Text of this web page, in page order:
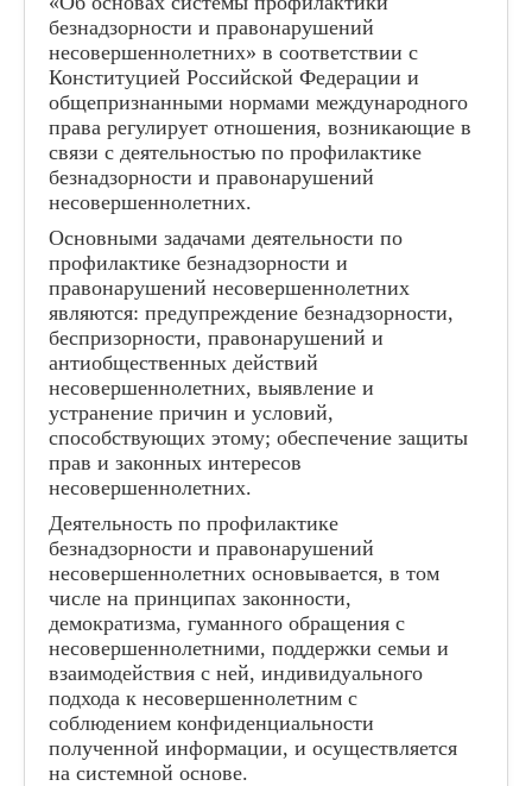
безнадзорности и правонарушений
несовершеннолетних» в соответствии с
Конституцией Российской Федерации и
общепризнанными нормами международного
права регулирует отношения, возникающие в
связи с деятельностью по профилактике
безнадзорности и правонарушений
несовершеннолетних.
Основными задачами деятельности по
профилактике безнадзорности и
правонарушений несовершеннолетних
являются: предупреждение безнадзорности,
беспризорности, правонарушений и
антиобщественных действий
несовершеннолетних, выявление и
устранение причин и условий,
способствующих этому; обеспечение защиты
прав и законных интересов
несовершеннолетних.
Деятельность по профилактике
безнадзорности и правонарушений
несовершеннолетних основывается, в том
числе на принципах законности,
демократизма, гуманного обращения с
несовершеннолетними, поддержки семьи и
взаимодействия с ней, индивидуального
подхода к несовершеннолетним с
соблюдением конфиденциальности
полученной информации, и осуществляется
на системной основе.